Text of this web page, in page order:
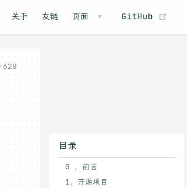
关于 友链 页面 GitHub
628
目录
0 ，前言
1，开源项目